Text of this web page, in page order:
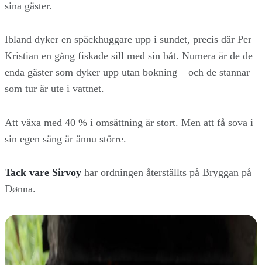
sina gäster.
Ibland dyker en späckhuggare upp i sundet, precis där Per
Kristian en gång fiskade sill med sin båt. Numera är de de
enda gäster som dyker upp utan bokning – och de stannar
som tur är ute i vattnet.
Att växa med 40 % i omsättning är stort. Men att få sova i
sin egen säng är ännu större.
Tack vare Sirvoy har ordningen återställts på Bryggan på
Dønna.